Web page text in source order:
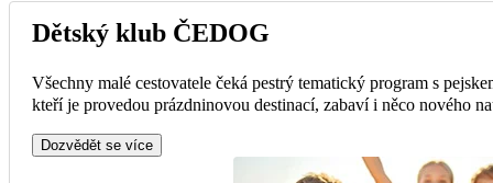
Dětský klub ČEDOG
Všechny malé cestovatele čeká pestrý tematický program s
kteří je provedou prázdninovou destinací, zabaví i něco nového
Dozvědět se více